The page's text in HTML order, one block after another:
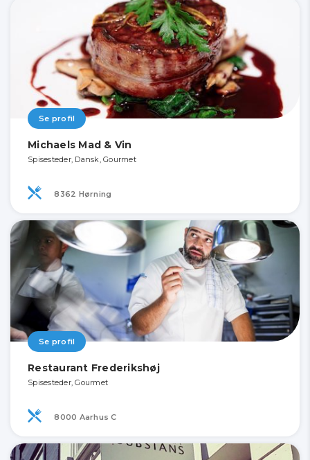
Se profil
Michaels Mad & Vin
Spisesteder, Dansk, Gourmet
8362 Hørning
Se profil
Restaurant Frederikshøj
Spisesteder, Gourmet
8000 Aarhus C